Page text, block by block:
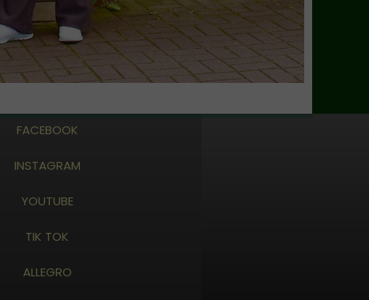
FACEBOOK
INSTAGRAM
YOUTUBE
TIK TOK
ALLEGRO